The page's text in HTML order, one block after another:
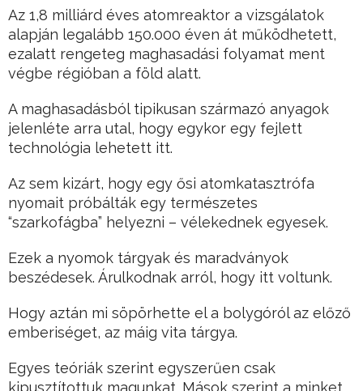
Az 1,8 milliárd éves atomreaktor a vizsgálatok
alapján legalább 150.000 éven át működhetett,
ezalatt rengeteg maghasadási folyamat ment
végbe régióban a föld alatt.
A maghasadásból tipikusan származó anyagok
jelenléte arra utal, hogy egykor egy fejlett
technológia lehetett itt.
Az sem kizárt, hogy egy ősi atomkatasztrófa
nyomait próbálták egy természetes
“szarkofágba” helyezni – vélekednek egyesek.
Ezek a nyomok tárgyak és maradványok
beszédesek. Árulkodnak arról, hogy itt voltunk.
Hogy aztán mi söpörhette el a bolygóról az előző
emberiséget, az máig vita tárgya.
Egyes teóriák szerint egyszerűen csak
kipusztítottuk magunkat. Mások szerint a minket